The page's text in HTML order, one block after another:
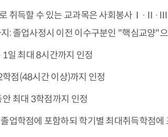
취득할 수 있는 교과목은 사회봉사
: 졸업사정시 이전 이수구분인 "핵심교양"
일 최대 8시간까지 인정
학점(48시간 이상)까지 인정
최대 3학점까지 인정
업학점에 포함하되 학기별 최대취득학점에